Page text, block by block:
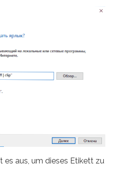
es aus, um dieses Etikett zu